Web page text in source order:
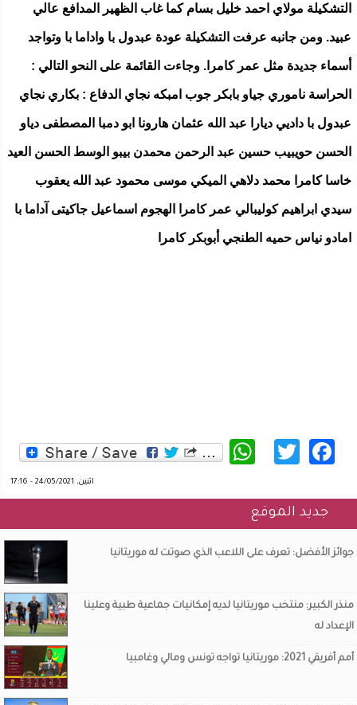
التشكيلة مولاي احمد خليل بسام كما غاب الظهير المدافع عالي
عبيد. ومن جانبه عرفت التشكيلة عودة عبدول با واداما با وتواجد
أسماء جديدة مثل عمر كامرا. وجاءت القائمة على النحو التالي :
الحراسة ناموري جياو بابكر جوب امبكه نجاي الدفاع : بكاري نجاي
عبدول با داديي ديارا عبد الله عثمان هارونا ابو دمبا المصطفى دياو
الحسن حويبيب حسين عبد الرحمن محمدن بيبو الوسط الحسن العيد
خاسا كامرا محمد دلاهي الميكي موسى محمود عبد الله يعقوب
سيدي ابراهيم كوليبالي عمر كامرا الهجوم اسماعيل جاكيتى آداما با
امادو نياس حميه الطنجي أبوبكر كامرا
Facebook
Twitter
WhatsApp
اثنين, 24/05/2021 - 17:16
جديد الموقع
جوائز الأفضل: تعرف على اللاعب الذي صوتت له موريتانيا
منذر الكبير: منتخب موريتانيا لديه إمكانيات جماعية طبية وعلينا
الإعداد له
أمم أفريقي 2021: موريتانيا تواجه تونس ومالي وغامبيا